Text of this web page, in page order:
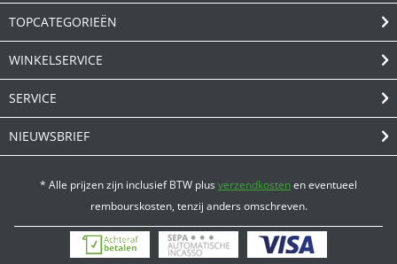
TOPCATEGORIEËN
WINKELSERVICE
SERVICE
NIEUWSBRIEF
* Alle prijzen zijn inclusief BTW plusverzendkostenen eventueel
rembourskosten, tenzij anders omschreven.